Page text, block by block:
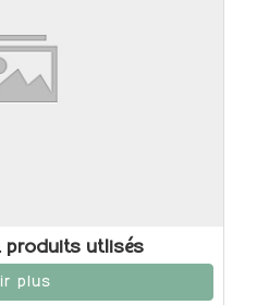
produits utlisés
plus